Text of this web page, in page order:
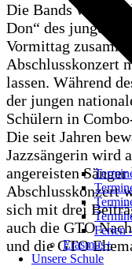
Ferien
Erasmus+
Unsere Schule
Die Bands werden
Don“ des junges
Vormittag
Abschlusskonzert
lassen. Während
der jungen
Schülern in
Die seit Jahren
Jazzsängerin wird
angereisten
Abschlusskonzert
sich mit drei
auch die GTO
und die GTO